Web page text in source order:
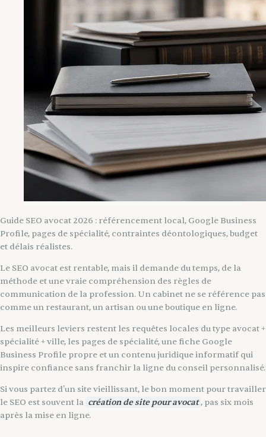
Guide SEO avocat 2026 : référencement local, Google Business
Profile, pages de spécialité, contraintes déontologiques, budget
et délais réalistes.
Le SEO avocat est rentable, mais il demande du temps, de la
méthode et une vraie compréhension des règles de
communication de la profession. Un cabinet ne se référence pas
comme un restaurant, un artisan ou une boutique en ligne.
Les meilleurs leviers restent les requêtes locales du type avocat +
spécialité + ville, les pages de spécialité, une fiche Google
Business Profile propre et un contenu juridique informatif qui
inspire confiance sans franchir la ligne du conseil personnalisé.
Si vous partez d'un site vieillissant, le bon moment pour travailler
le SEO est souvent la création de site pour avocat , pas six mois
après la mise en ligne.